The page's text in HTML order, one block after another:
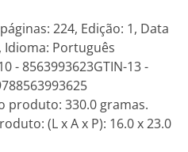
224, Edição: 1, Data
Idioma: Português
- 8563993623GTIN-13 -
produto: 330.0 gramas.
(L x A x P): 16.0 x 23.0